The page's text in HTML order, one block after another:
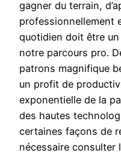
gagner du terrain,
professionnellement
quotidien doit être
notre parcours pro.
patrons magnifique
un profit de
exponentielle de la
des hautes
certaines façons de
nécessaire consulter